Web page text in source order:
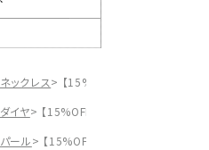
ネックレス
【15%OFF】K18 18金 WG
ダイヤ
【15%OFF】K18 18金 WG ホワ
パール
【15%OFF】K18 18金 WG ホワ